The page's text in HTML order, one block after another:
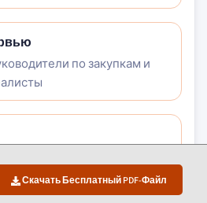
Скачать Бесплатный PDF-Файл
по закупкам и
исследований по